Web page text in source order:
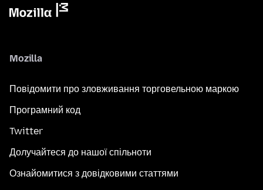
Mozilla
Повідомити про зловживання торговельною маркою
Програмний код
Twitter
Долучайтеся до нашої спільноти
Ознайомитися з довідковими статтями